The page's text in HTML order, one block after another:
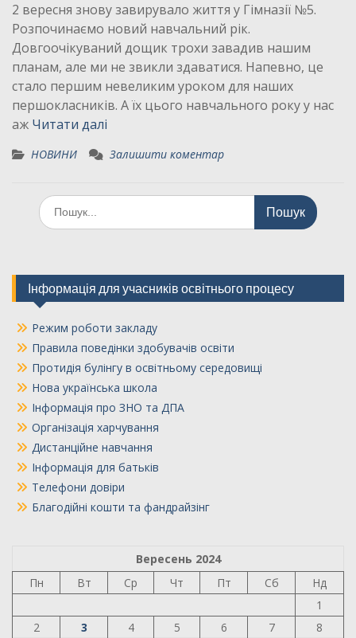
2 вересня знову завирувало життя у Гімназії №5.
Розпочинаємо новий навчальний рік.
Довгоочікуваний дощик трохи завадив нашим
планам, але ми не звикли здаватися. Напевно, це
стало першим невеликим уроком для наших
першокласників. А їх цього навчального року у нас
аж Читати далі
НОВИНИ Залишити коментар
Шукати:
Інформація для учасників освітнього процесу
Режим роботи закладу
Правила поведінки здобувачів освіти
Протидія булінгу в освітньому середовищі
Нова українська школа
Інформація про ЗНО та ДПА
Організація харчування
Дистанційне навчання
Інформація для батьків
Телефони довіри
Благодійні кошти та фандрайзінг
Вересень 2024
Пн
Вт Ср Чт Пт Сб
Нд
1
2
3 4 5 6 7
8